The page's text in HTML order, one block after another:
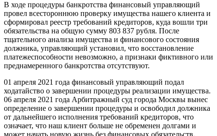
В ходе процедуры банкротства финансовый управляющий
провел всестороннюю проверку имущества нашего клиента и
сформировал реестр требований кредиторов, куда вошли три
обязательства на общую сумму 803 837 рубля. После
тщательного анализа имущества и финансового состояния
должника, управляющий установил, что восстановление
платежеспособности невозможно, а признаки фиктивного или
преднамеренного банкротства отсутствуют.
01 апреля 2021 года финансовый управляющий подал
ходатайство о завершении процедуры реализации имущества.
06 апреля 2021 года Арбитражный суд города Москвы вынес
определение о завершении процедуры и освободил должника
от дальнейшего исполнения требований кредиторов, что
означает, что наш клиент больше не обременен долгами и
может начать новую жизнь без финансовых обязательств.